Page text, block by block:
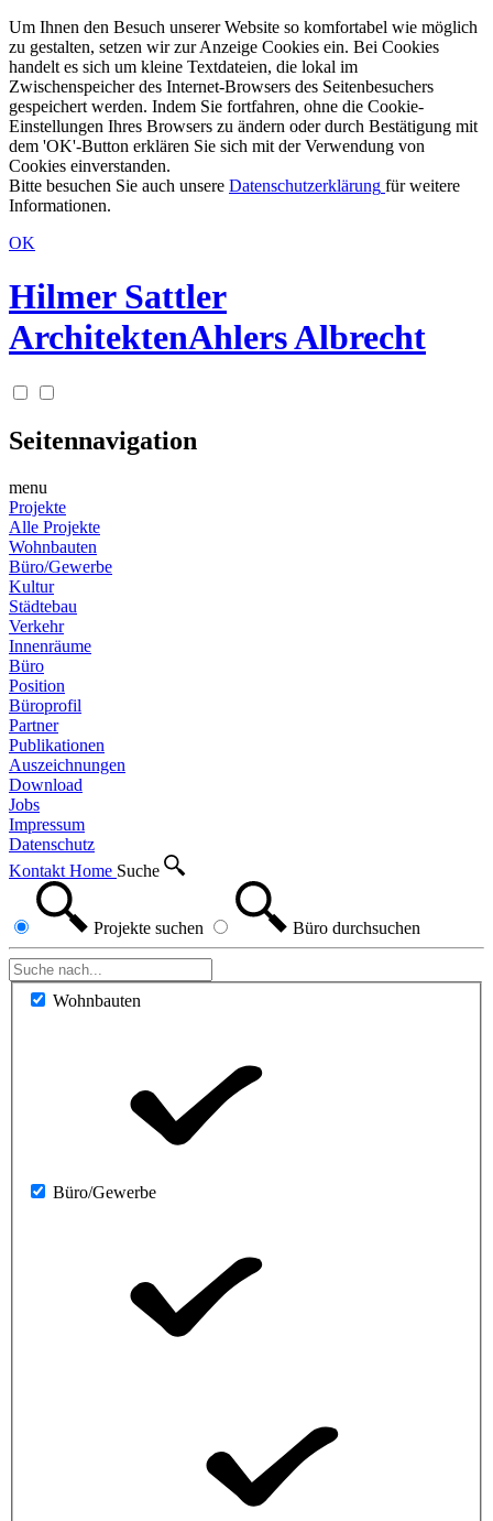
Um Ihnen den Besuch unserer Website so komfortabel wie möglich
zu gestalten, setzen wir zur Anzeige Cookies ein. Bei Cookies
handelt es sich um kleine Textdateien, die lokal im
Zwischenspeicher des Internet-Browsers des Seitenbesuchers
gespeichert werden. Indem Sie fortfahren, ohne die Cookie-
Einstellungen Ihres Browsers zu ändern oder durch Bestätigung mit
dem 'OK'-Button erklären Sie sich mit der Verwendung von
Cookies einverstanden.
Bitte besuchen Sie auch unsere Datenschutzerklärung für weitere
Informationen.
OK
Hilmer Sattler
ArchitektenAhlers Albrecht
Seitennavigation
menu
Projekte
Alle Projekte
Wohnbauten
Büro/Gewerbe
Kultur
Städtebau
Verkehr
Innenräume
Büro
Position
Büroprofil
Partner
Publikationen
Auszeichnungen
Download
Jobs
Impressum
Datenschutz
Kontakt Home Suche
Projekte suchen Büro durchsuchen
Wohnbauten
Büro/Gewerbe